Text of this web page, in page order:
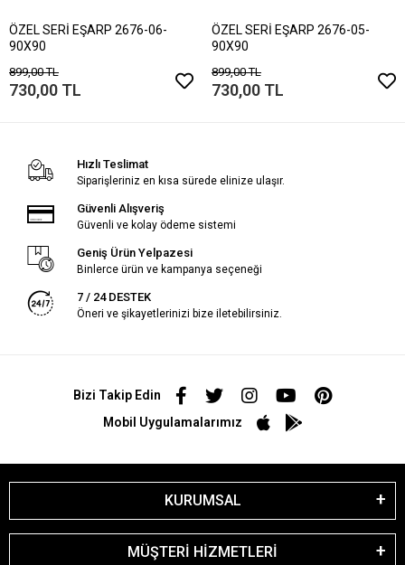
ÖZEL SERİ EŞARP 2676-06-
90X90
899,00 TL
730,00 TL
ÖZEL SERİ EŞARP 2676-05-
90X90
899,00 TL
730,00 TL
Hızlı Teslimat
Siparişleriniz en kısa sürede elinize ulaşır.
Güvenli Alışveriş
Güvenli ve kolay ödeme sistemi
Geniş Ürün Yelpazesi
Binlerce ürün ve kampanya seçeneği
7 / 24 DESTEK
Öneri ve şikayetlerinizi bize iletebilirsiniz.
Bizi Takip Edin
Mobil Uygulamalarımız
KURUMSAL
MÜŞTERİ HİZMETLERİ